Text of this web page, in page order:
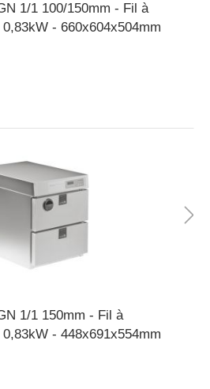
1/1 100/150mm - Fil à
- 660x604x504mm
1/1 150mm - Fil à
- 448x691x554mm